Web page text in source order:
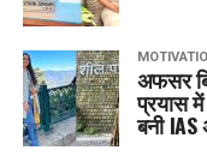
अफसर
प्रयास
बनी